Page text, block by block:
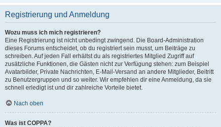
Registrierung und Anmeldung
Wozu muss ich mich registrieren?
Eine Registrierung ist nicht unbedingt zwingend. Die Board-Administration
dieses Forums entscheidet, ob du registriert sein musst, um Beiträge zu
schreiben. Auf jeden Fall erhältst du als registriertes Mitglied Zugriff auf
zusätzliche Funktionen, die Gästen nicht zur Verfügung stehen: zum Beispiel
Avatarbilder, Private Nachrichten, E-Mail-Versand an andere Mitglieder, Beitritt
zu Benutzergruppen und so weiter. Wir empfehlen dir eine Anmeldung, da sie
schnell erledigt ist und dir zahlreiche Vorteile bietet.
Nach oben
Was ist COPPA?